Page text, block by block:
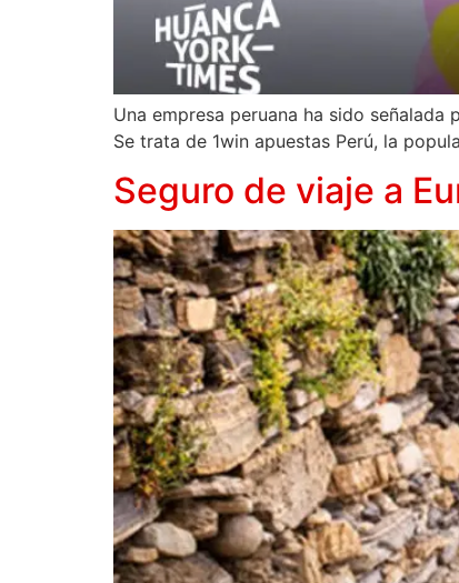
Una empresa peruana ha sido
Se trata de 1win apuestas Perú, la
Seguro de viaje a